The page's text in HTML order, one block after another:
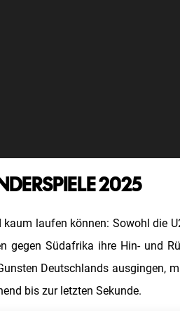
2025
laufen können: Sowohl die
gegen Südafrika ihre Hin- und
Deutschlands ausgingen,
bis zur letzten Sekunde.